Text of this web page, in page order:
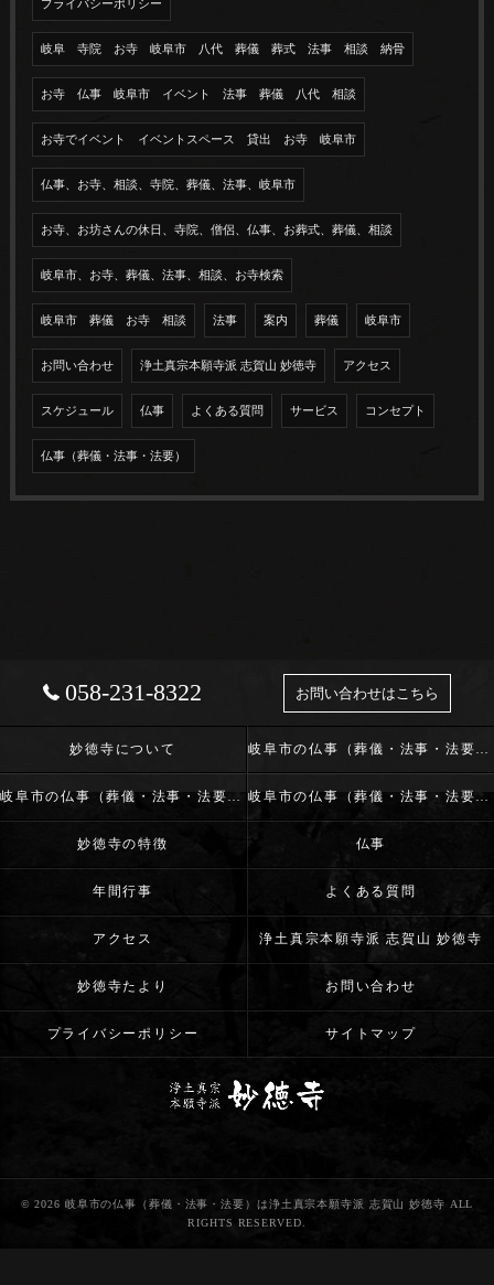
プライバシーポリシー
岐阜 寺院 お寺 岐阜市 八代 葬儀 葬式 法事 相談 納骨
お寺 仏事 岐阜市 イベント 法事 葬儀 八代 相談
お寺でイベント イベントスペース 貸出 お寺 岐阜市
仏事、お寺、相談、寺院、葬儀、法事、岐阜市
お寺、お坊さんの休日、寺院、僧侶、仏事、お葬式、葬儀、相談
岐阜市、お寺、葬儀、法事、相談、お寺検索
岐阜市 葬儀 お寺 相談 法事 案内 葬儀 岐阜市
お問い合わせ 浄土真宗本願寺派 志賀山 妙徳寺 アクセス
スケジュール 仏事 よくある質問 サービス コンセプト
仏事（葬儀・法事・法要）
058-231-8322 お問い合わせはこちら
妙徳寺について 岐阜市の仏事（葬儀・法事・法要）･浄土真宗本願寺派 志賀山 妙徳寺の口コミ情報
岐阜市の仏事（葬儀・法事・法要）･浄土真宗本願寺派 志賀山 妙徳寺の評判 岐阜市の仏事（葬儀・法事・法要）･浄土真宗本願寺派 志賀山 妙徳寺のお客様の声
妙徳寺の特徴 仏事
年間行事 よくある質問
アクセス 浄土真宗本願寺派 志賀山 妙徳寺
妙徳寺たより お問い合わせ
プライバシーポリシー サイトマップ
© 2026 岐阜市の仏事（葬儀・法事・法要）は浄土真宗本願寺派 志賀山 妙徳寺 ALL
RIGHTS RESERVED.